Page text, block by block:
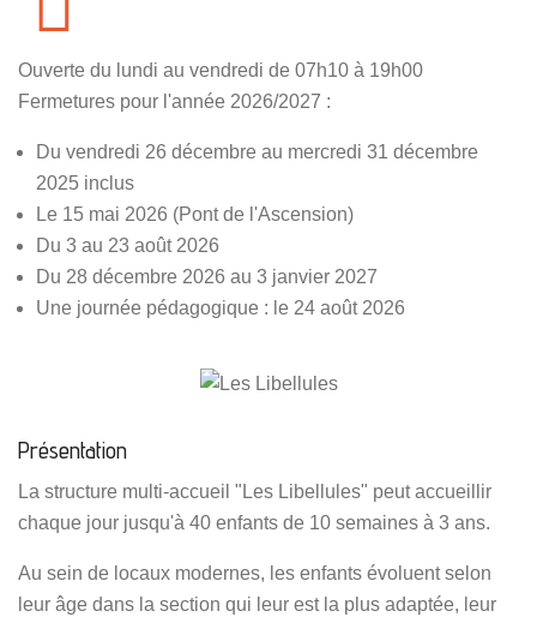
Ouverte du lundi au vendredi de 07h10 à 19h00
Fermetures pour l'année 2026/2027 :
Du vendredi 26 décembre au mercredi 31 décembre
2025 inclus
Le 15 mai 2026 (Pont de l'Ascension)
Du 3 au 23 août 2026
Du 28 décembre 2026 au 3 janvier 2027
Une journée pédagogique : le 24 août 2026
Présentation
La structure multi-accueil "Les Libellules" peut accueillir
chaque jour jusqu'à 40 enfants de 10 semaines à 3 ans.
Au sein de locaux modernes, les enfants évoluent selon
leur âge dans la section qui leur est la plus adaptée, leur